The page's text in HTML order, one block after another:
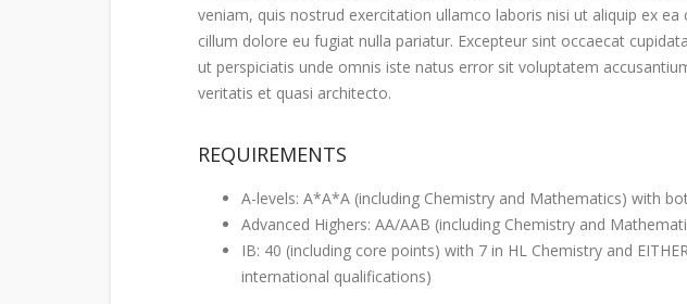
veniam, quis nostrud exercitation ullamco laboris nisi ut aliquip ex
cillum dolore eu fugiat nulla pariatur. Excepteur sint occaecat
ut perspiciatis unde omnis iste natus error sit voluptatem
veritatis et quasi architecto.
REQUIREMENTS
A-levels: A*A*A (including Chemistry and Mathematics) with
Advanced Highers: AA/AAB (including Chemistry and
IB: 40 (including core points) with 7 in HL Chemistry and
international qualifications)